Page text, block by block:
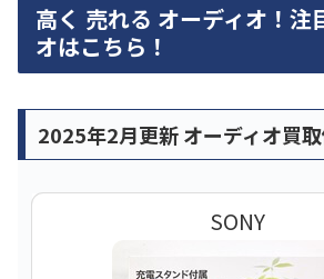
高く 売れる オーディオ！注
オはこちら！
2025年2月更新 オーディオ買
SONY